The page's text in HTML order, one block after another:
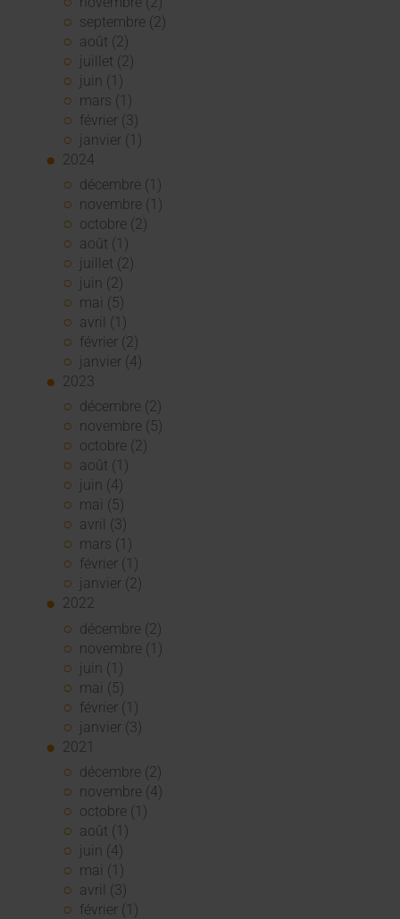
septembre (2)
août (2)
juillet (2)
juin (1)
mars (1)
février (3)
janvier (1)
2024
décembre (1)
novembre (1)
octobre (2)
août (1)
juillet (2)
juin (2)
mai (5)
avril (1)
février (2)
janvier (4)
2023
décembre (2)
novembre (5)
octobre (2)
août (1)
juin (4)
mai (5)
avril (3)
mars (1)
février (1)
janvier (2)
2022
décembre (2)
novembre (1)
juin (1)
mai (5)
février (1)
janvier (3)
2021
décembre (2)
novembre (4)
octobre (1)
août (1)
juin (4)
mai (1)
avril (3)
février (1)